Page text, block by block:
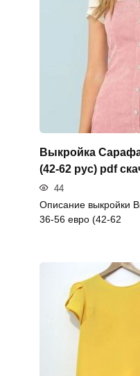
Выкройка
(42-62 рус) pdf
44
Описание выкройки
36-56 евро (42-62